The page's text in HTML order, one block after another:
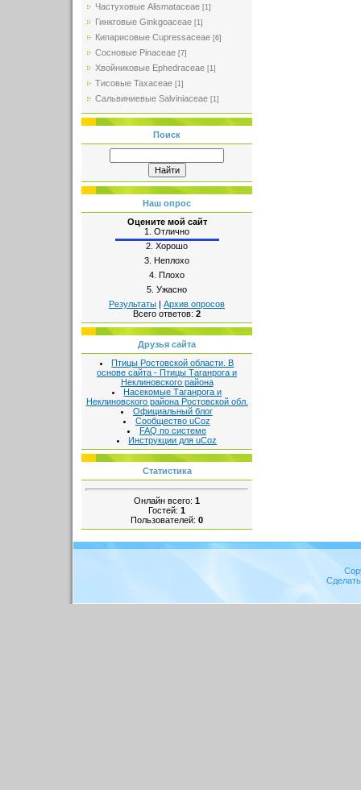
Частуховые Alismataceae [1]
Гинкговые Ginkgoaceae [1]
Кипарисовые Cupressaceae [6]
Сосновые Pinaceae [7]
Хвойниковые Ephedraceae [1]
Тисовые Taxaceae [1]
Сальвиниевые Salviniaceae [1]
Поиск
Наш опрос
Оцените мой сайт
1. Отлично
2. Хорошо
3. Неплохо
4. Плохо
5. Ужасно
Результаты | Архив опросов
Всего ответов: 2
Друзья сайта
Птицы Ростовской области. В
основе сайта - Птицы Таганрога и
Неклиновского района
Насекомые Таганрога и
Неклиновского района Ростовской обл.
Официальный блог
Сообщество uCoz
FAQ по системе
Инструкции для uCoz
Статистика
Онлайн всего: 1
Гостей: 1
Пользователей: 0